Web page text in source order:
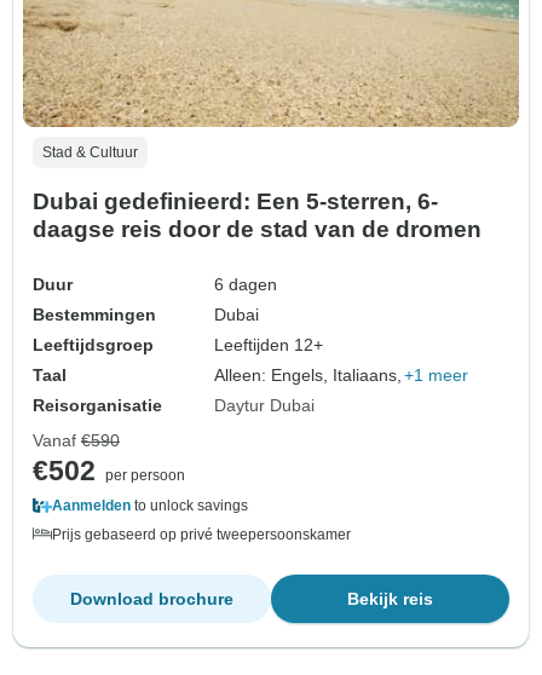
Stad & Cultuur
Dubai gedefinieerd: Een 5-sterren, 6-
daagse reis door de stad van de dromen
Duur
6 dagen
Bestemmingen
Dubai
Leeftijdsgroep
Leeftijden 12+
Taal
Alleen: Engels, Italiaans, +1 meer
Reisorganisatie
Daytur Dubai
Vanaf €590
€502
per persoon
Aanmelden to unlock savings
Prijs gebaseerd op privé tweepersoonskamer
Bekijk reis
Download brochure